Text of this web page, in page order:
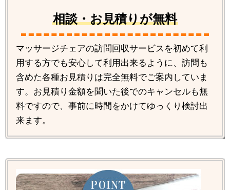
相談・お見積りが無料
マッサージチェアの訪問回収サービスを初めて利
用する方でも安心して利用出来るように、訪問も
含めた各種お見積りは完全無料でご案内していま
す。お見積り金額を聞いた後でのキャンセルも無
料ですので、事前に時間をかけてゆっくり検討出
来ます。